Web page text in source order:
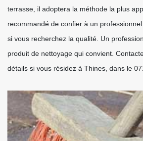
terrasse, il adoptera la méthode la plus
recommandé de confier à un
si vous recherchez la qualité. Un
produit de nettoyage qui convient.
détails si vous résidez à Thines, dans le